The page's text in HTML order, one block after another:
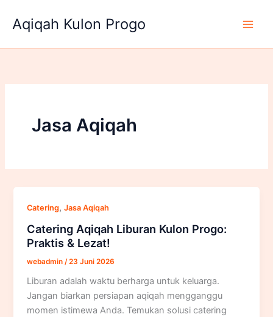
konten
Aqiqah Kulon Progo
Jasa Aqiqah
Catering,Jasa Aqiqah
Catering Aqiqah Liburan Kulon Progo:
Praktis & Lezat!
webadmin /23 Juni 2026
Liburan adalah waktu berharga untuk keluarga.
Jangan biarkan persiapan aqiqah mengganggu
momen istimewa Anda. Temukan solusi catering